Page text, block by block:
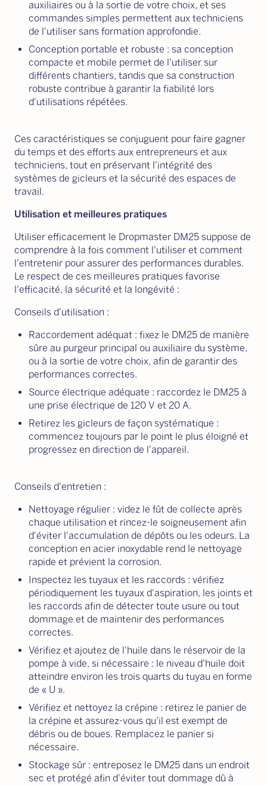
auxiliaires ou à la sortie de votre choix, et ses
commandes simples permettent aux techniciens
de l'utiliser sans formation approfondie.
Conception portable et robuste : sa conception
compacte et mobile permet de l'utiliser sur
différents chantiers, tandis que sa construction
robuste contribue à garantir la fiabilité lors
d'utilisations répétées.
Ces caractéristiques se conjuguent pour faire gagner
du temps et des efforts aux entrepreneurs et aux
techniciens, tout en préservant l'intégrité des
systèmes de gicleurs et la sécurité des espaces de
travail.
Utilisation et meilleures pratiques
Utiliser efficacement le Dropmaster DM25 suppose de
comprendre à la fois comment l'utiliser et comment
l'entretenir pour assurer des performances durables.
Le respect de ces meilleures pratiques favorise
l'efficacité, la sécurité et la longévité :
Conseils d'utilisation :
Raccordement adéquat : fixez le DM25 de manière
sûre au purgeur principal ou auxiliaire du système,
ou à la sortie de votre choix, afin de garantir des
performances correctes.
Source électrique adéquate : raccordez le DM25 à
une prise électrique de 120 V et 20 A.
Retirez les gicleurs de façon systématique :
commencez toujours par le point le plus éloigné et
progressez en direction de l'appareil.
Conseils d'entretien :
Nettoyage régulier : videz le fût de collecte après
chaque utilisation et rincez-le soigneusement afin
d'éviter l'accumulation de dépôts ou les odeurs. La
conception en acier inoxydable rend le nettoyage
rapide et prévient la corrosion.
Inspectez les tuyaux et les raccords : vérifiez
périodiquement les tuyaux d'aspiration, les joints et
les raccords afin de détecter toute usure ou tout
dommage et de maintenir des performances
correctes.
Vérifiez et ajoutez de l'huile dans le réservoir de la
pompe à vide, si nécessaire : le niveau d'huile doit
atteindre environ les trois quarts du tuyau en forme
de « U ».
Vérifiez et nettoyez la crépine : retirez le panier de
la crépine et assurez-vous qu'il est exempt de
débris ou de boues. Remplacez le panier si
nécessaire.
Stockage sûr : entreposez le DM25 dans un endroit
sec et protégé afin d'éviter tout dommage dû à